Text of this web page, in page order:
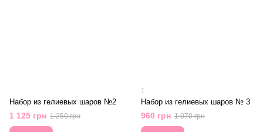
Набор из гелиевых шаров №2
1 125 грн 1 250 грн
1
Набор из гелиевых шаров № 3
960 грн 1 070 грн